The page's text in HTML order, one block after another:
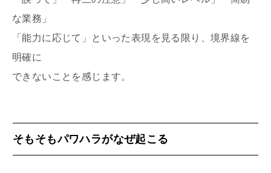
な業務」
「能力に応じて」といった表現を見る限り、境界線を
明確に
できないことを感じます。
そもそもパワハラがなぜ起こる